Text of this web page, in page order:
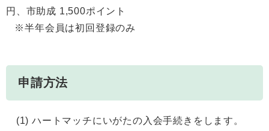
円、市助成 1,500ポイント
※半年会員は初回登録のみ
申請方法
(1) ハートマッチにいがたの入会手続きをします。